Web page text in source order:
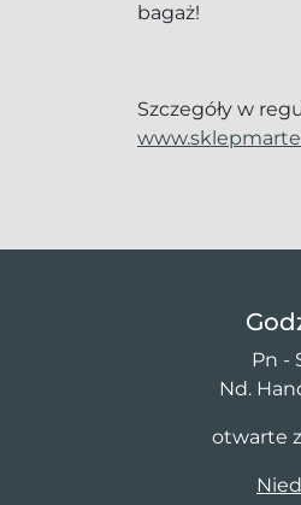
bagaż!
Szczegóły w
Pn -
Nd.
otwarte